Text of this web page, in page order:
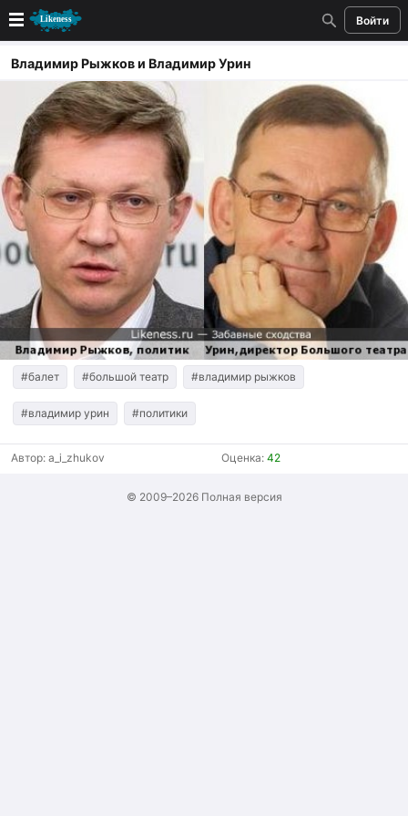
Войти
Новые
Лучшие
Кандидаты
Случайное сходство 👍
Создать сходство
Для публикации необходима авторизация
Поиск
Владимир Рыжков и Владимир Урин
#балет #большой театр #владимир рыжков
#владимир урин #политики
Автор: a_i_zhukov Оценка: 42
© 2009–2026 Полная версия